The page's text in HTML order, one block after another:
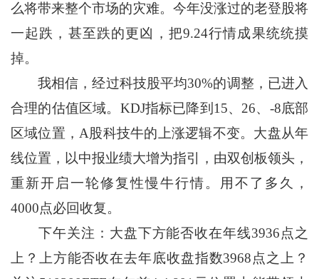
么将带来整个市场的灾难。今年没涨过的老登股将
一起跌，甚至跌的更凶，把9.24行情成果统统摸
掉。
我相信，经过科技股平均30%的调整，已进入
合理的估值区域。KDJ指标已降到15、26、-8底部
区域位置，A股科技牛的上涨逻辑不变。大盘从年
线位置，以中报业绩大增为指引，由双创板领头，
重新开启一轮修复性慢牛行情。用不了多久，
4000点必回收复。
下午关注：大盘下方能否收在年线3936点之
上？上方能否收在去年底收盘指数3968点之上？